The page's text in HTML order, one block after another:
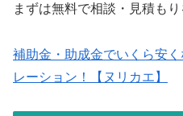
まずは無料で相談・見積も
補助金・助成金でいくら安
レーション！【ヌリカエ】